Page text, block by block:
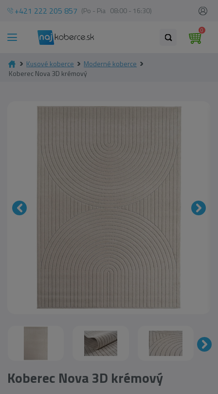
+421 222 205 857 (Po - Pia 08:00 - 16:30)
0
Kusové koberce
Moderné koberce
Koberec Nova 3D krémový
Koberec Nova 3D krémový